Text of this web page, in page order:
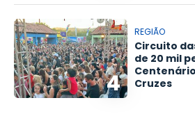
4
REGIÃO
Circuito
de 20 mil
Cruzes